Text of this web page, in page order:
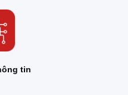
tin